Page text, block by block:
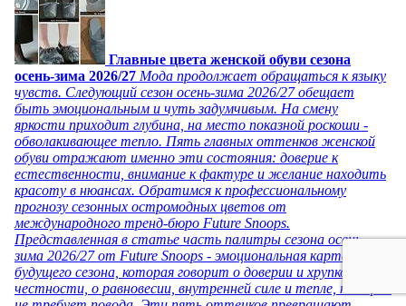
Главные цвета женской обуви сезона
осень-зима 2026/27 Мода продолжает обращаться к языку
чувств. Следующий сезон осень-зима 2026/27 обещает
быть эмоциональным и чуть задумчивым. На смену
яркости приходит глубина, на место показной роскоши -
обволакивающее тепло. Пять главных оттенков женской
обуви отражают именно эти состояния: доверие к
естественности, внимание к фактуре и желание находить
красоту в нюансах. Обратимся к профессиональному
прогнозу сезонных остромодных цветов от
международного тренд-бюро Future Snoops.
Представленная в статье часть палитры сезона осень-
зима 2026/27 от Future Snoops - эмоциональная карта
будущего сезона, которая говорит о доверии и хрупкой
честности, о равновесии, внутренней силе и тепле, которое